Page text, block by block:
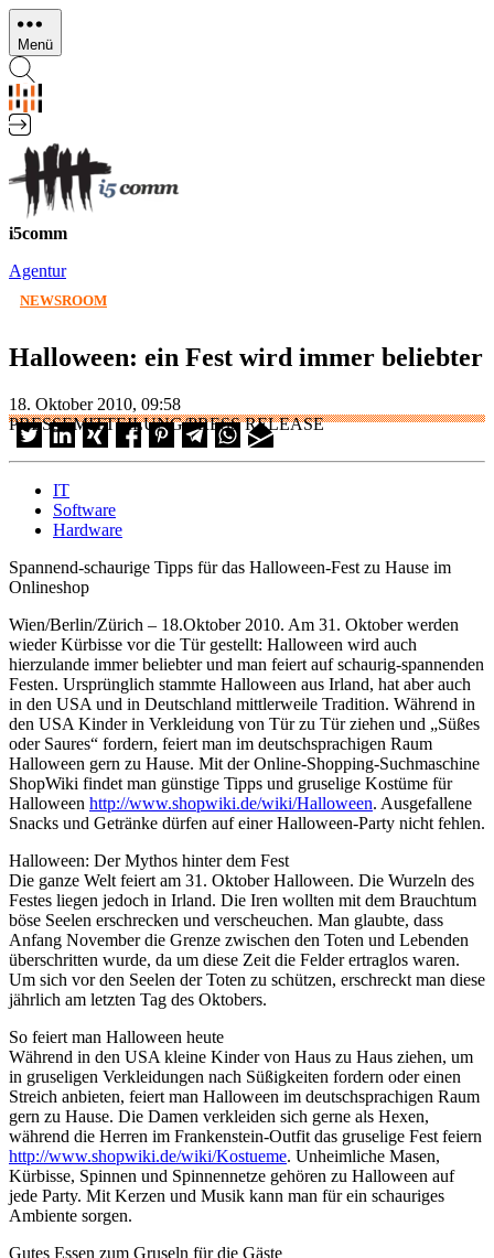
Direkt
zum
Inhalt
Menü
i5comm
Agentur
NEWSROOM
Halloween: ein Fest wird immer beliebter
18. Oktober 2010, 09:58
PRESSEMITTEILUNG/PRESS RELEASE
IT
Software
Hardware
Spannend-schaurige Tipps für das Halloween-Fest zu Hause im
Onlineshop
Wien/Berlin/Zürich – 18.Oktober 2010. Am 31. Oktober werden
wieder Kürbisse vor die Tür gestellt: Halloween wird auch
hierzulande immer beliebter und man feiert auf schaurig-spannenden
Festen. Ursprünglich stammte Halloween aus Irland, hat aber auch
in den USA und in Deutschland mittlerweile Tradition. Während in
den USA Kinder in Verkleidung von Tür zu Tür ziehen und „Süßes
oder Saures“ fordern, feiert man im deutschsprachigen Raum
Halloween gern zu Hause. Mit der Online-Shopping-Suchmaschine
ShopWiki findet man günstige Tipps und gruselige Kostüme für
Halloween http://www.shopwiki.de/wiki/Halloween. Ausgefallene
Snacks und Getränke dürfen auf einer Halloween-Party nicht fehlen.
Halloween: Der Mythos hinter dem Fest
Die ganze Welt feiert am 31. Oktober Halloween. Die Wurzeln des
Festes liegen jedoch in Irland. Die Iren wollten mit dem Brauchtum
böse Seelen erschrecken und verscheuchen. Man glaubte, dass
Anfang November die Grenze zwischen den Toten und Lebenden
überschritten wurde, da um diese Zeit die Felder ertraglos waren.
Um sich vor den Seelen der Toten zu schützen, erschreckt man diese
jährlich am letzten Tag des Oktobers.
So feiert man Halloween heute
Während in den USA kleine Kinder von Haus zu Haus ziehen, um
in gruseligen Verkleidungen nach Süßigkeiten fordern oder einen
Streich anbieten, feiert man Halloween im deutschsprachigen Raum
gern zu Hause. Die Damen verkleiden sich gerne als Hexen,
während die Herren im Frankenstein-Outfit das gruselige Fest feiern
http://www.shopwiki.de/wiki/Kostueme. Unheimliche Masen,
Kürbisse, Spinnen und Spinnennetze gehören zu Halloween auf
jede Party. Mit Kerzen und Musik kann man für ein schauriges
Ambiente sorgen.
Gutes Essen zum Gruseln für die Gäste